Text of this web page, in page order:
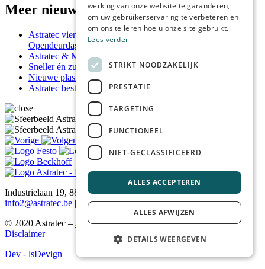
Meer nieuws & tips
Astratec viert 30 jaar vakmanschap met drukbezochte
Opendeurdag
Astratec & M-Squared
Sneller én zuiniger lasersnijden met Astratec
Nieuwe plasmasnijmachine maakt indruk
Astratec bestaat 30 jaar
Industrielaan 19, 8810 Lichtervelde | Tel.+32(0)51 72 24 46|
info2@astratec.be | BTW BE 0455 138 549
© 2020 Astratec – Algemene voorwaarden–Cookies–Privacy &
Disclaimer
Dev - lsDevign
FRENCH
GERMAN
werking van onze website te garanderen,
om uw gebruikerservaring te verbeteren en
om ons te leren hoe u onze site gebruikt.
Lees verder
STRIKT NOODZAKELIJK
PRESTATIE
TARGETING
FUNCTIONEEL
NIET-GECLASSIFICEERD
ALLES ACCEPTEREN
ALLES AFWIJZEN
DETAILS WEERGEVEN